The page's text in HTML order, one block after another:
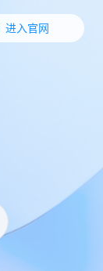
进入官网